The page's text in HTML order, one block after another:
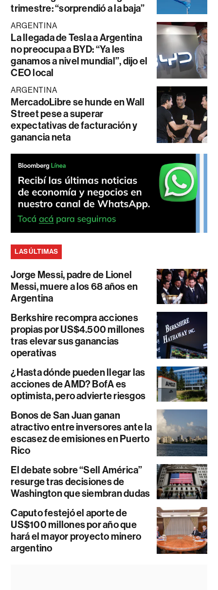
trimestre: “sorprendió a la baja”
ARGENTINA
La llegada de Tesla a Argentina
no preocupa a BYD: “Ya les
ganamos a nivel mundial”, dijo el
CEO local
ARGENTINA
MercadoLibre se hunde en Wall
Street pese a superar
expectativas de facturación y
ganancia neta
LAS ÚLTIMAS
Jorge Messi, padre de Lionel
Messi, muere a los 68 años en
Argentina
Berkshire recompra acciones
propias por US$4.500 millones
tras elevar sus ganancias
operativas
¿Hasta dónde pueden llegar las
acciones de AMD? BofA es
optimista, pero advierte riesgos
Bonos de San Juan ganan
atractivo entre inversores ante la
escasez de emisiones en Puerto
Rico
El debate sobre “Sell América”
resurge tras decisiones de
Washington que siembran dudas
Caputo festejó el aporte de
US$100 millones por año que
hará el mayor proyecto minero
argentino